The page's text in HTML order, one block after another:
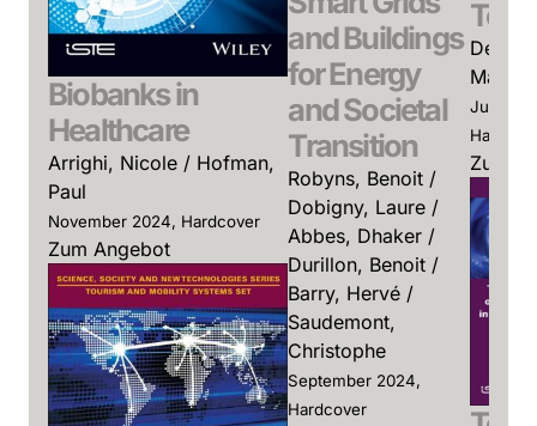
Biobanks in
Healthcare
Arrighi, Nicole / Hofman,
Paul
November 2024, Hardcover
Zum Angebot
and Buildings
for Energy
and Societal
Transition
Robyns, Benoit /
Dobigny, Laure /
Abbes, Dhaker /
Durillon, Benoit /
Barry, Hervé /
Saudemont,
Christophe
September 2024,
Hardcover
Dejean,
Juli
Zum